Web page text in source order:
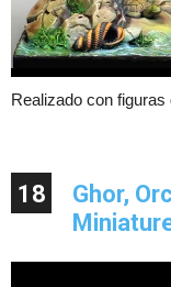
Realizado con figuras
18
Ghor,